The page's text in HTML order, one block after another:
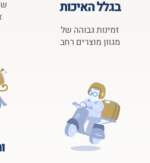
בגלל האיכות
זמינות גבוהה של
מגוון מוצרים רחב